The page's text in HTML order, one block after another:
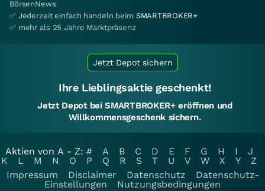
BörsenNews
✅ Jederzeit einfach handeln beim SMARTBROKER+
✅ mehr als 25 Jahre Marktpräsenz
Jetzt Depot sichern
Ihre Lieblingsaktie geschenkt!
Jetzt Depot bei SMARTBROKER+ eröffnen und
Willkommensgeschenk sichern.
Aktien von A - Z: # A B C D E F G H I
J
K
L M N O P Q R S T U V W X Y
Z
Impressum
Disclaimer Datenschutz
Datenschutz-
Einstellungen
Nutzungsbedingungen